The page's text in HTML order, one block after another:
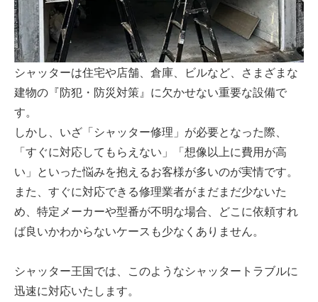
シャッターは住宅や店舗、倉庫、ビルなど、さまざまな
建物の『防犯・防災対策』に欠かせない重要な設備で
す。
しかし、いざ「シャッター修理」が必要となった際、
「すぐに対応してもらえない」「想像以上に費用が高
い」といった悩みを抱えるお客様が多いのが実情です。
また、すぐに対応できる修理業者がまだまだ少ないた
め、特定メーカーや型番が不明な場合、どこに依頼すれ
ば良いかわからないケースも少なくありません。
シャッター王国では、このようなシャッタートラブルに
迅速に対応いたします。